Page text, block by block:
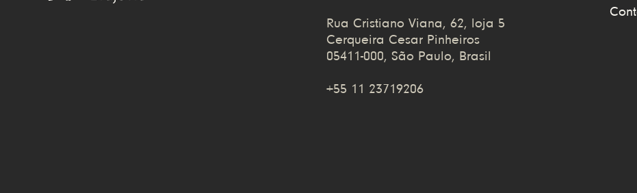
Rua Cristiano Viana, 62, loja 5
Cerqueira Cesar Pinheiros
05411-000, São Paulo, Brasil
+55 11 23719206